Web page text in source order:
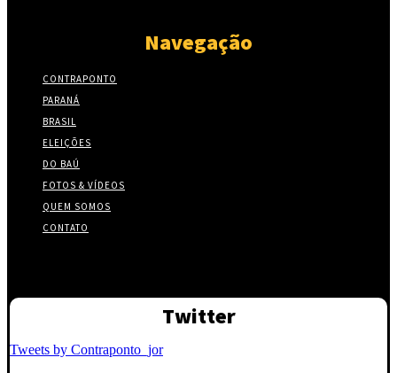
Navegação
CONTRAPONTO
PARANÁ
BRASIL
ELEIÇÕES
DO BAÚ
FOTOS & VÍDEOS
QUEM SOMOS
CONTATO
Twitter
Tweets by Contraponto_jor